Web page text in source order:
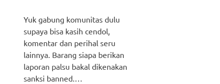
Yuk gabung komunitas dulu
supaya bisa kasih cendol,
komentar dan perihal seru
lainnya. Barang siapa berikan
laporan palsu bakal dikenakan
sanksi banned.…